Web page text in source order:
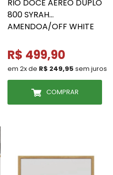
RIO DOCE AEREO DUPLO
800 SYRAH
AMENDOA/OFF WHITE
R$ 499,90
em 2x de R$ 249,95 sem juros
COMPRAR